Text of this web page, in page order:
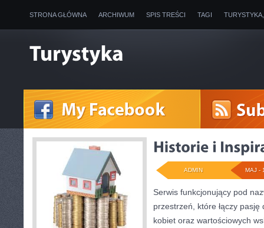
STRONA GŁÓWNA ARCHIWUM SPIS TREŚCI TAGI
MAJ -
ADMIN
Serwis funkcjonujący pod
przestrzeń, które łączy
kobiet oraz wartościowych